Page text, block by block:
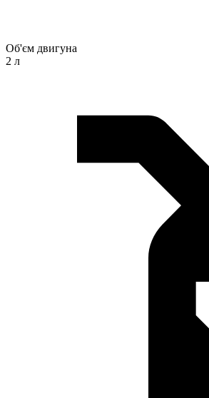
Об'єм двигуна
2 л